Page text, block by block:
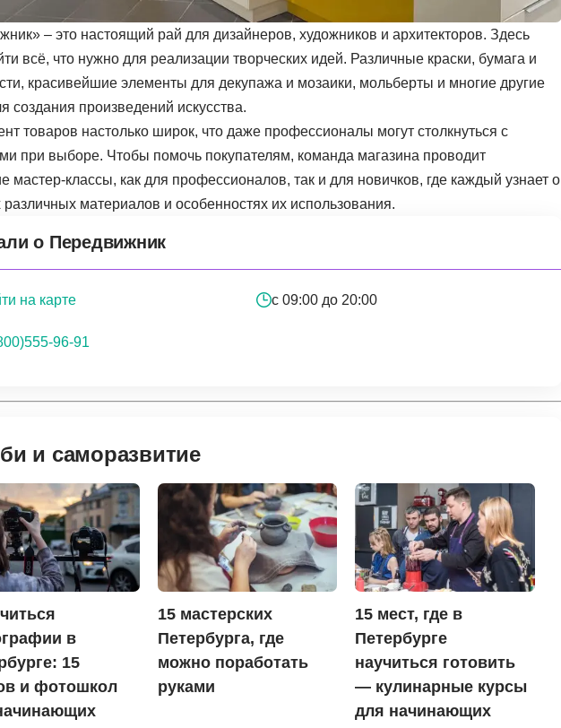
– это настоящий рай для дизайнеров, художников и архитекторов. Здесь
всё, что нужно для реализации творческих идей. Различные краски, бумага и
красивейшие элементы для декупажа и мозаики, мольберты и многие другие
создания произведений искусства.
товаров настолько широк, что даже профессионалы могут столкнуться с
при выборе. Чтобы помочь покупателям, команда магазина проводит
мастер-классы, как для профессионалов, так и для новичков, где каждый узнает о
различных материалов и особенностях их использования.
о Передвижник
на карте с 09:00 до 20:00
96-91
и саморазвитие
в
15
и фотошкол
15 мастерских
Петербурга, где
можно поработать
руками
15 мест, где в
Петербурге
научиться готовить
— кулинарные курсы
для начинающих